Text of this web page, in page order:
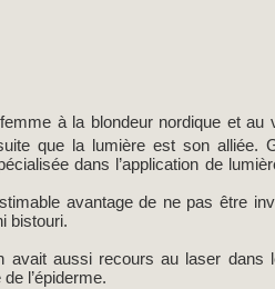
à la blondeur nordique et au
que la lumière est son alliée.
dans l’application de
avantage de ne pas être
bistouri.
avait aussi recours au laser dans
l’épiderme.